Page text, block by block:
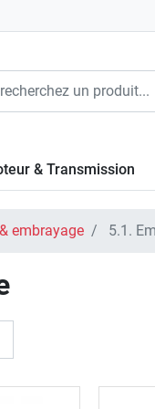
& Transmission
embrayage 5.1.